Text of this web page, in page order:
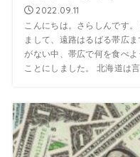
2022.09.11
こんにちは。さらしんです
まして、遠路はるばる帯広
がない中、帯広で何を食べ
ことにしました。 北海道は言